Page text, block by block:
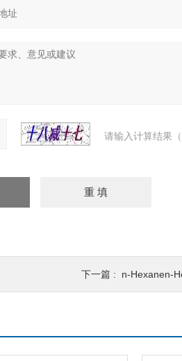
请输入计算结果
下一篇 : n-Hexanen-